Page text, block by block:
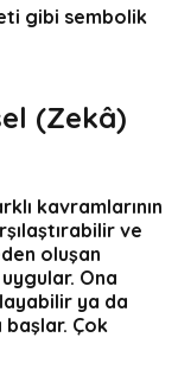
gibi sembolik
(Zekâ)
kavramlarının
ve
oluşan
Ona
ya da
başlar. Çok